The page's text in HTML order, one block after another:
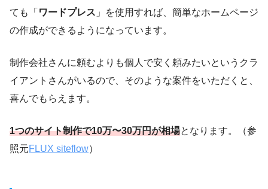
ても「 ワードプレス 」を使用すれば、簡単なホームページ
の作成ができるようになっています。
制作会社さんに頼むよりも個人で安く頼みたいというクラ
イアントさんがいるので、そのような案件をいただくと、
喜んでもらえます。
1つのサイト制作で10万〜30万円が相場となります。（参
照元FLUX siteflow）